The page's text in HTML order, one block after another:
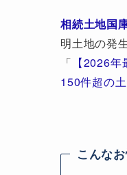
相続土地国
明土地の発
「 【2026
150件超の
こんな